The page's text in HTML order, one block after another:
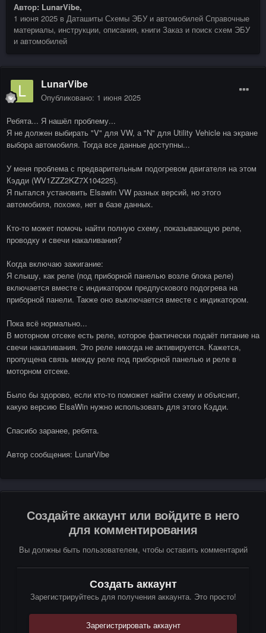
Автор: LunarVibe,
1 июня 2025 в Даташиты Схемы ЭБУ и автомобилей Справочные
материалы, инструкции, описания, книги Заказ и поиск схем ЭБУ
и автомобилей
LunarVibe
Опубликовано: 1 июня 2025
Ребята... Я нашёл проблему...
Я не должен выбирать "V" для VW, а "N" для Utility Vehicle на экране
выбора автомобиля. Тогда все данные доступны...
У меня проблема с предварительным подогревом двигателя на этом
Кэдди (WV1ZZZ2KZ7X104225).
Я пытался установить Elsawin VW разных версий, но этого
автомобиля, похоже, нет в базе данных.
Кто-то может помочь найти полную схему, показывающую реле,
проводку и свечи накаливания?
Когда включаю зажигание:
Я слышу, как реле (под приборной панелью возле блока реле)
включается вместе с индикатором предпускового подогрева на
приборной панели. Также оно выключается вместе с индикатором.
Пока всё нормально...
В моторном отсеке есть реле, которое фактически подаёт питание на
свечи накаливания. Это реле никогда не активируется. Кажется,
пропущена связь между реле под приборной панелью и реле в
моторном отсеке.
Было бы здорово, если кто-то поможет найти схему и объяснит,
какую версию ElsaWin нужно использовать для этого Кэдди.
Спасибо заранее, ребята.
Автор сообщения: LunarVibe
Создайте аккаунт или войдите в него
для комментирования
Вы должны быть пользователем, чтобы оставить комментарий
Создать аккаунт
Зарегистрируйтесь для получения аккаунта. Это просто!
Зарегистрировать аккаунт